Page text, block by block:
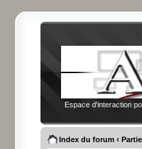
Espace d'interaction
Index du forum ‹